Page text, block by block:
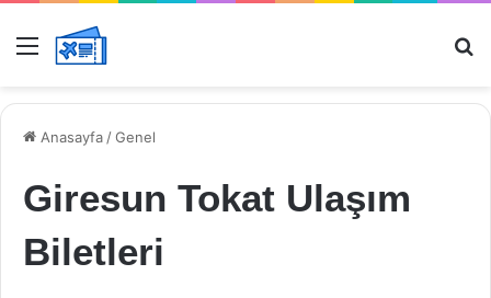
Menü
Anasayfa /Genel
Giresun Tokat Ulaşım
Biletleri